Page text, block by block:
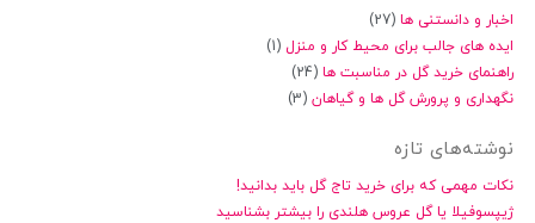
اخبار و دانستنی ها (27)
ایده های جالب برای محیط کار و منزل (1)
راهنمای خرید گل در مناسبت ها (24)
نگهداری و پرورش گل ها و گیاهان (3)
نوشته‌های تازه
نکات مهمی که برای خرید تاج گل باید بدانید!
ژیپسوفیلا یا گل عروس هلندی را بیشتر بشناسید